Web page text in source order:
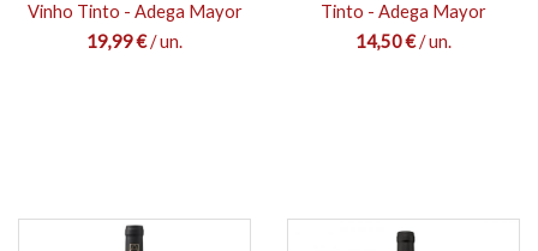
Vinho Tinto - Adega Mayor
19,99 €/ un.
Tinto - Adega Mayor
14,50 €/ un.